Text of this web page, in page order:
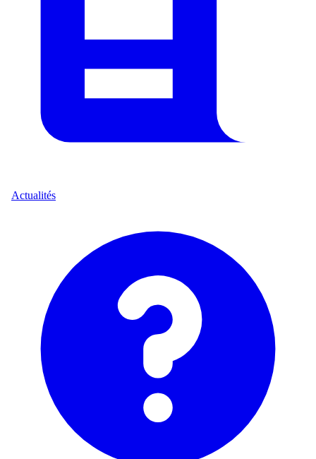
Actualités